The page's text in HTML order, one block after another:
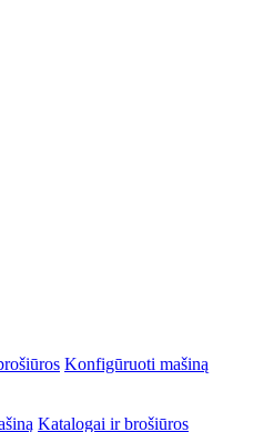
Konfigūruoti mašiną
Katalogai ir brošiūros